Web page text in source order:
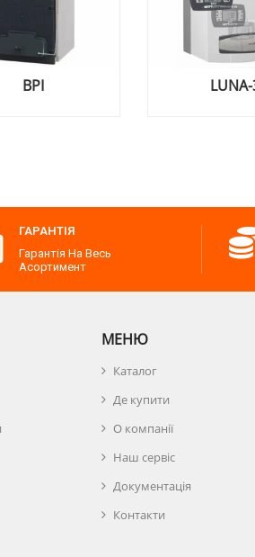
LUNA-3
ГАРАНТІЯ
Гарантія На Весь
Асортимент
МЕНЮ
Каталог
Де купити
О компанії
Наш сервіс
Документація
Контакти